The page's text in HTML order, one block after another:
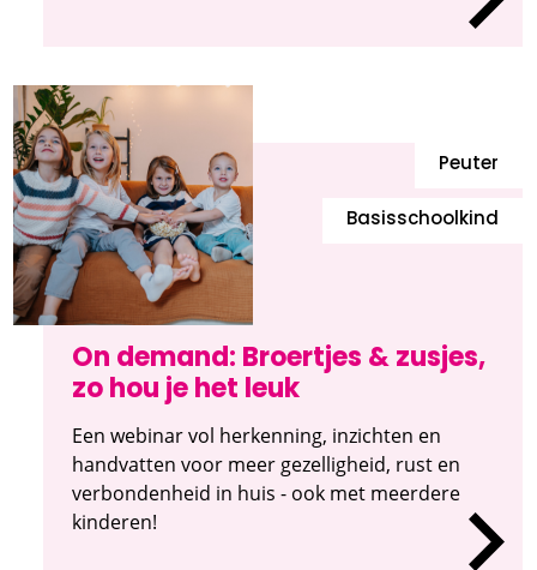
On demand: Broertjes & zusjes,
zo hou je het leuk
Peuter
Basisschoolkind
Een webinar vol herkenning, inzichten en
handvatten voor meer gezelligheid, rust en
verbondenheid in huis - ook met meerdere
kinderen!